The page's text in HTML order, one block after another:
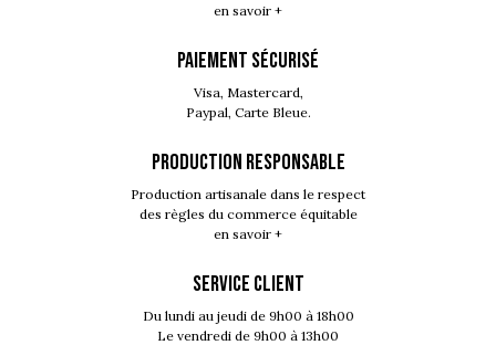
en savoir +
PAIEMENT SÉCURISÉ
Visa, Mastercard,
Paypal, Carte Bleue.
PRODUCTION RESPONSABLE
Production artisanale dans le respect
des règles du commerce équitable
en savoir +
SERVICE CLIENT
Du lundi au jeudi de 9h00 à 18h00
Le vendredi de 9h00 à 13h00